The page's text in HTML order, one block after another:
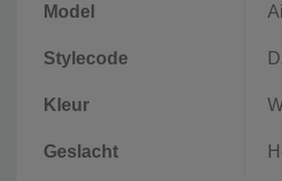
Model
Stylecode
Kleur
Geslacht